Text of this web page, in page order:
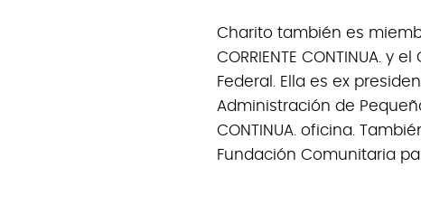
Charito también es
CORRIENTE CONTINUA.
Federal. Ella es ex
Administración de
CONTINUA. oficina.
Fundación Comunitaria